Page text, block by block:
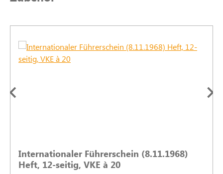
Internationaler Führerschein (8.11.1968)
Heft, 12-seitig, VKE à 20